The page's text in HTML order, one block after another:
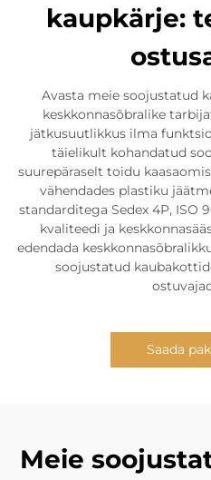
kaupkärje:
Avasta meie soojustatud
keskkonnasõbralike
jätkusuutlikkus ilma
täielikult kohandatud
suurepäraselt toidu
vähendades plastiku
standarditega Sedex 4P, ISO
kvaliteedi ja
edendada
soojustatud
Saada
Meie